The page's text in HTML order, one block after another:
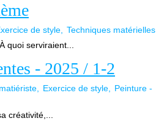
de style
Techniques matérielles
quoi serviraient...
- 2025 / 1-2
Exercice de style
Peinture -
créativité,...